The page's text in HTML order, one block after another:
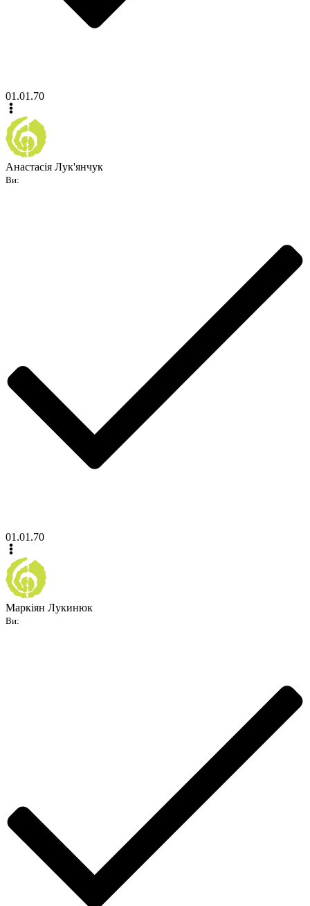
01.01.70
Анастасія Лук'янчук
Ви:
01.01.70
Маркіян Лукинюк
Ви: